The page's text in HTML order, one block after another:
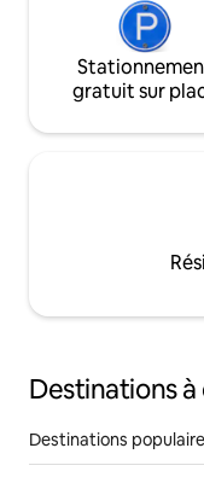
gratuit sur
Destinations
Destinations